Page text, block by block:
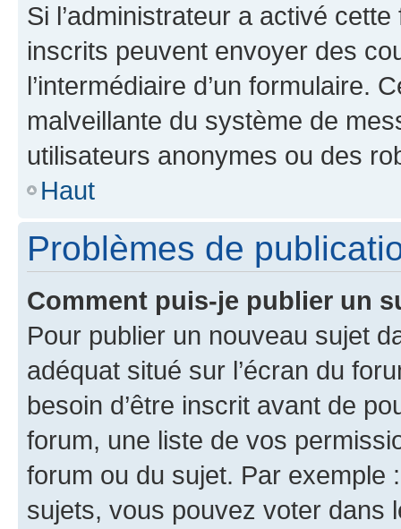
Si l’administrateur a activé
inscrits peuvent envoyer des
l’intermédiaire d’un formulaire.
malveillante du système de
utilisateurs anonymes ou des
Haut
Problèmes de
Comment puis-je publier un
Pour publier un nouveau sujet
adéquat situé sur l’écran du
besoin d’être inscrit avant de
forum, une liste de vos
forum ou du sujet. Par exemple
sujets, vous pouvez voter dans